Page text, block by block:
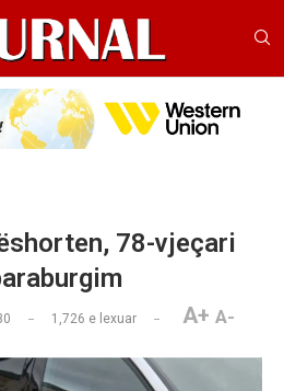
78-vjeçari
1,726 e lexuar A+ A-